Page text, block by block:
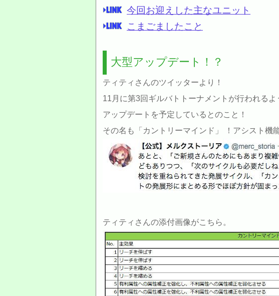
今回お迎えした主なユニット
こまごましたこと
大型アップデート！？
ティティさんのツイッターより！
11月に第3回ギルバトトーナメントが行われる
アップデートを予定しているとのこと！
その名も
「カントリーマインド」 ！アシスト機
ティティさんの添付画像がこちら。